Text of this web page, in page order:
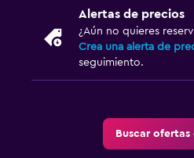
Alertas de precios
¿Aún no quieres
Crea una alerta de
seguimiento.
Buscar ofertas